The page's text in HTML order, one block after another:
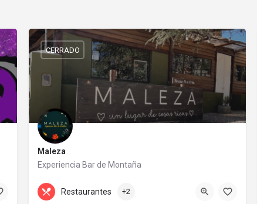
Maleza
Experiencia Bar de Montaña
Av. las Gemelas 409
CERRADO
Restaurantes +2